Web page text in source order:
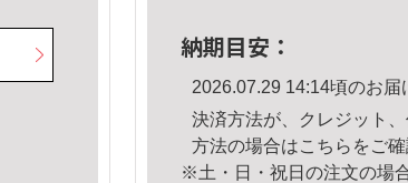
納期目安：
2026.07.29 14:14頃のお届
決済方法が、クレジット
方法の場合はこちら をご確
※土・日・祝日の注文の場